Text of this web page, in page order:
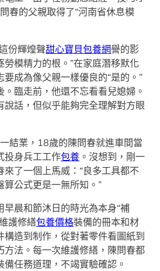
春的父親取得了“河南省休息模
份輝煌聲甜心寶貝包養網譽的影
模精力的根。”在家庭潛移默化
成為像父親一樣優良的“是的。”
臨走前，他還不忘看看兒媳婦。
說話，但似乎能夠完全理解對方眼
結業，18歲的陳問春就進車間當
投身兵工工作包養 。沒想到，剛一
來了一個上馬威：“良多工具都不
算公式更是一無所知。”
早晨和節沐日的時光為本身“補
護修繕包養價格裝備的冊本和材
造到制作，從對著零件看圖紙到
方法。每一次維護修繕，陳問春都
任務道理，不竭實驗確認。